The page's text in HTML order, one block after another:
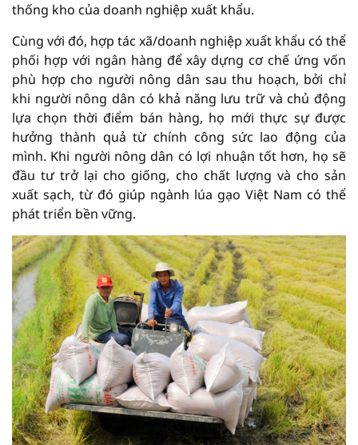
thống kho của doanh nghiệp xuất khẩu.
Cùng với đó, hợp tác xã/doanh nghiệp xuất khẩu có thể
phối hợp với ngân hàng để xây dựng cơ chế ứng vốn
phù hợp cho người nông dân sau thu hoạch, bởi chỉ
khi người nông dân có khả năng lưu trữ và chủ động
lựa chọn thời điểm bán hàng, họ mới thực sự được
hưởng thành quả từ chính công sức lao động của
mình. Khi người nông dân có lợi nhuận tốt hơn, họ sẽ
đầu tư trở lại cho giống, cho chất lượng và cho sản
xuất sạch, từ đó giúp ngành lúa gạo Việt Nam có thể
phát triển bền vững.